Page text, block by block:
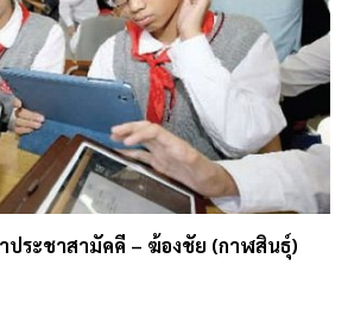
ประชาสามัคคี – ฆ้องชัย (กาฬสินธุ์)